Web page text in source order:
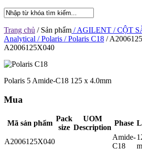
Trang chủ / Sản phẩm / AGILENT / CỘT
Analytical / Polaris / Polaris C18 /
A2006125X040
Polaris 5 Amide-C18 125 x 4.0mm
Mua
Mã sản phẩm
Pack
size
UOM
Description
Phase
A2006125X040
Amide-
C18